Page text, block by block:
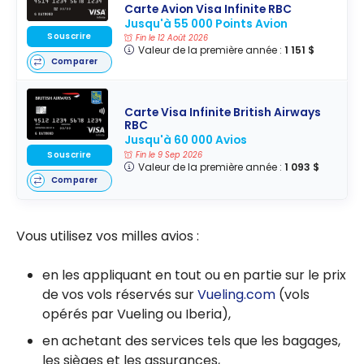
Carte Avion Visa Infinite RBC
Jusqu'à 55 000 Points Avion
Fin le 12 Août 2026
Valeur de la première année : 1 151 $
Souscrire
Comparer
Carte Visa Infinite British Airways
RBC
Jusqu'à 60 000 Avios
Fin le 9 Sep 2026
Valeur de la première année : 1 093 $
Souscrire
Comparer
Vous utilisez vos milles avios :
en les appliquant en tout ou en partie sur le prix
de vos vols réservés surVueling.com (vols
opérés par Vueling ou Iberia),
en achetant des services tels que les bagages,